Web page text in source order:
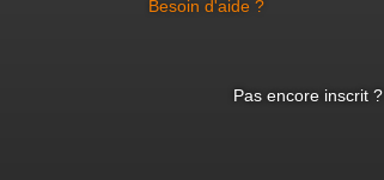
Besoin d'aide ?
Pas encore inscrit ?